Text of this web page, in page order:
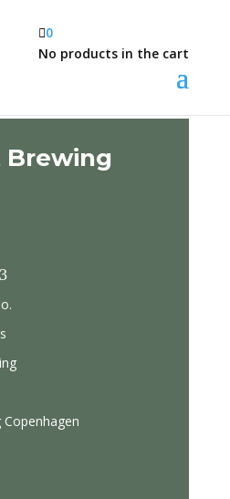
0
No products in the cart